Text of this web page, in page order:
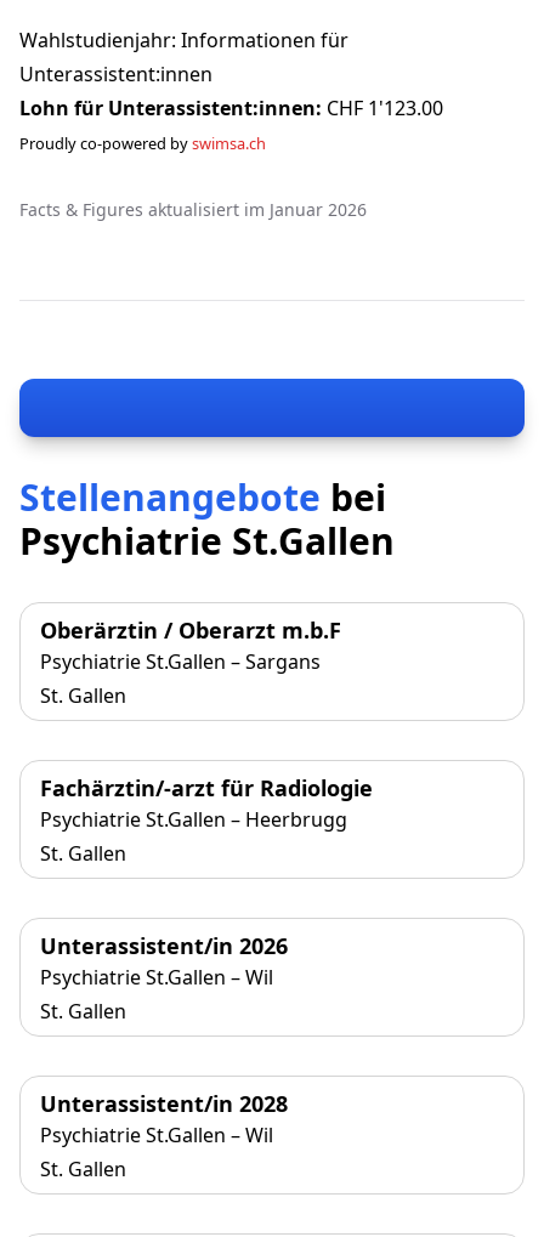
Wahlstudienjahr: Informationen für
Unterassistent:innen
Lohn für Unterassistent:innen: CHF 1'123.00
Proudly co-powered byswimsa.ch
Facts & Figures aktualisiert im Januar 2026
Stellenangebote bei
Psychiatrie St.Gallen
Oberärztin / Oberarzt m.b.F
Psychiatrie St.Gallen – Sargans
St. Gallen
Fachärztin/-arzt für Radiologie
Psychiatrie St.Gallen – Heerbrugg
St. Gallen
Unterassistent/in 2026
Psychiatrie St.Gallen – Wil
St. Gallen
Unterassistent/in 2028
Psychiatrie St.Gallen – Wil
St. Gallen